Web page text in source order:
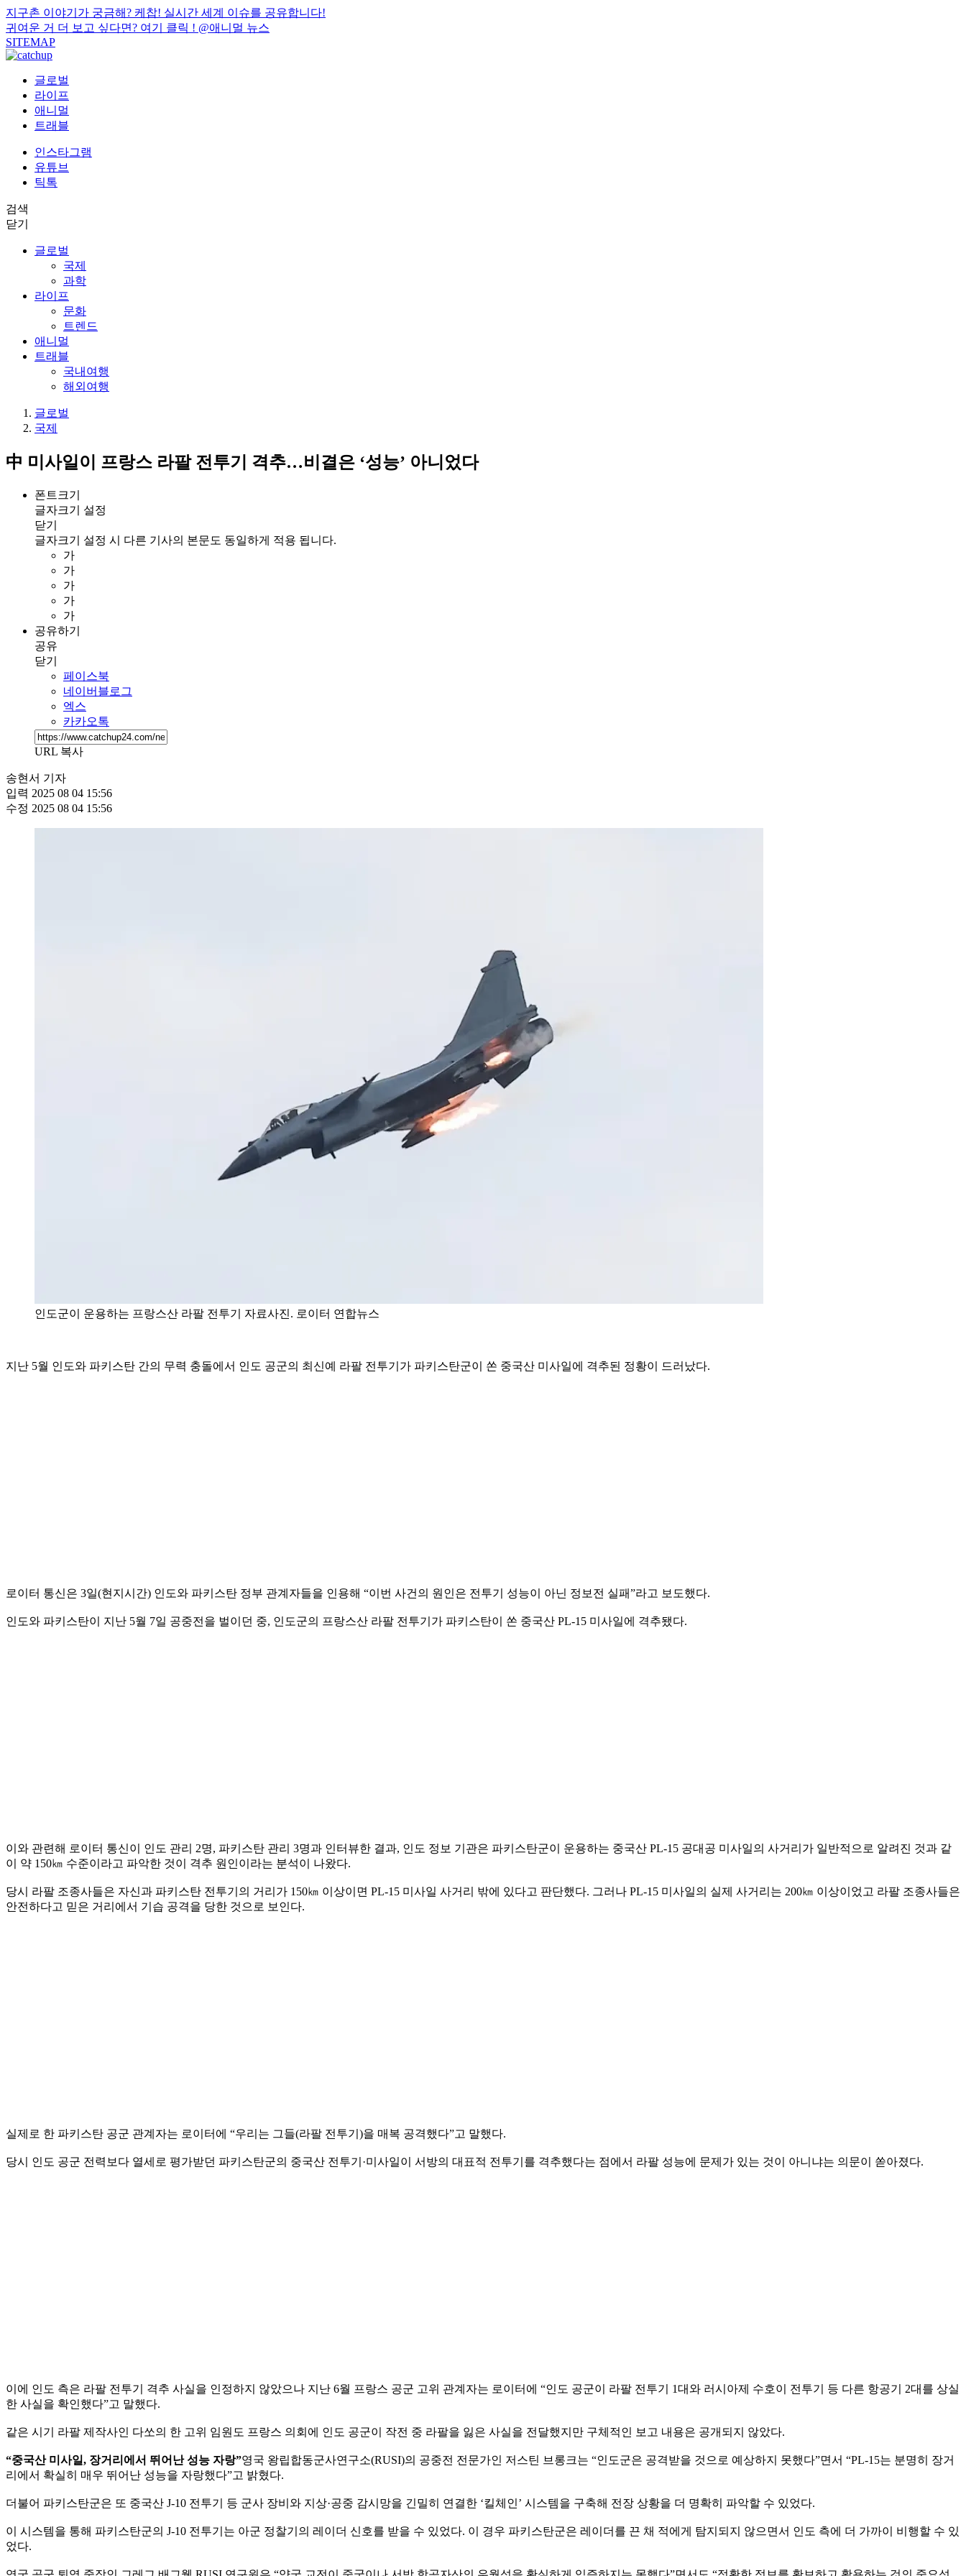
지구촌 이야기가 궁금해? 케찹! 실시간 세계 이슈를 공유합니다!
귀여운 거 더 보고 싶다면? 여기 클릭 ! @애니멀 뉴스
SITEMAP
글로벌
라이프
애니멀
트래블
인스타그램
유튜브
틱톡
검색
닫기
글로벌
국제
과학
라이프
문화
트렌드
애니멀
트래블
국내여행
해외여행
글로벌
국제
中 미사일이 프랑스 라팔 전투기 격추…비결은 ‘성능’ 아니었다
폰트크기
글자크기 설정
닫기
글자크기 설정 시 다른 기사의 본문도 동일하게 적용 됩니다.
가
가
가
가
가
공유하기
공유
닫기
페이스북
네이버블로그
엑스
카카오톡
URL 복사
송현서 기자
입력 2025 08 04 15:56
수정 2025 08 04 15:56
인도군이 운용하는 프랑스산 라팔 전투기 자료사진. 로이터 연합뉴스
지난 5월 인도와 파키스탄 간의 무력 충돌에서 인도 공군의 최신예 라팔 전투기가 파키스탄군이 쏜 중국산 미사일에 격추된 정황이 드러났다.
로이터 통신은 3일(현지시간) 인도와 파키스탄 정부 관계자들을 인용해 “이번 사건의 원인은 전투기 성능이 아닌 정보전 실패”라고 보도했다.
인도와 파키스탄이 지난 5월 7일 공중전을 벌이던 중, 인도군의 프랑스산 라팔 전투기가 파키스탄이 쏜 중국산 PL-15 미사일에 격추됐다.
이와 관련해 로이터 통신이 인도 관리 2명, 파키스탄 관리 3명과 인터뷰한 결과, 인도 정보 기관은 파키스탄군이 운용하는 중국산 PL-15 공대공 미사일의 사거리가 일반적으로 알려진 것과 같
이 약 150㎞ 수준이라고 파악한 것이 격추 원인이라는 분석이 나왔다.
당시 라팔 조종사들은 자신과 파키스탄 전투기의 거리가 150㎞ 이상이면 PL-15 미사일 사거리 밖에 있다고 판단했다. 그러나 PL-15 미사일의 실제 사거리는 200㎞ 이상이었고 라팔 조종사들은
안전하다고 믿은 거리에서 기습 공격을 당한 것으로 보인다.
실제로 한 파키스탄 공군 관계자는 로이터에 “우리는 그들(라팔 전투기)을 매복 공격했다”고 말했다.
당시 인도 공군 전력보다 열세로 평가받던 파키스탄군의 중국산 전투기·미사일이 서방의 대표적 전투기를 격추했다는 점에서 라팔 성능에 문제가 있는 것이 아니냐는 의문이 쏟아졌다.
이에 인도 측은 라팔 전투기 격추 사실을 인정하지 않았으나 지난 6월 프랑스 공군 고위 관계자는 로이터에 “인도 공군이 라팔 전투기 1대와 러시아제 수호이 전투기 등 다른 항공기 2대를 상실
한 사실을 확인했다”고 말했다.
같은 시기 라팔 제작사인 다쏘의 한 고위 임원도 프랑스 의회에 인도 공군이 작전 중 라팔을 잃은 사실을 전달했지만 구체적인 보고 내용은 공개되지 않았다.
“중국산 미사일, 장거리에서 뛰어난 성능 자랑”영국 왕립합동군사연구소(RUSI)의 공중전 전문가인 저스틴 브롱크는 “인도군은 공격받을 것으로 예상하지 못했다”면서 “PL-15는 분명히 장거
리에서 확실히 매우 뛰어난 성능을 자랑했다”고 밝혔다.
더불어 파키스탄군은 또 중국산 J-10 전투기 등 군사 장비와 지상·공중 감시망을 긴밀히 연결한 ‘킬체인’ 시스템을 구축해 전장 상황을 더 명확히 파악할 수 있었다.
이 시스템을 통해 파키스탄군의 J-10 전투기는 아군 정찰기의 레이더 신호를 받을 수 있었다. 이 경우 파키스탄군은 레이더를 끈 채 적에게 탐지되지 않으면서 인도 측에 더 가까이 비행할 수 있
었다.